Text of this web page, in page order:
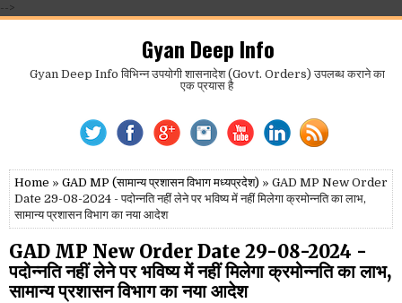
-->
Gyan Deep Info
Gyan Deep Info विभिन्न उपयोगी शासनादेश (Govt. Orders) उपलब्ध कराने का
एक प्रयास है
Home » GAD MP (सामान्य प्रशासन विभाग मध्यप्रदेश) » GAD MP New Order
Date 29-08-2024 - पदोन्नति नहीं लेने पर भविष्य में नहीं मिलेगा क्रमोन्नति का लाभ,
सामान्य प्रशासन विभाग का नया आदेश
GAD MP New Order Date 29-08-2024 -
पदोन्नति नहीं लेने पर भविष्य में नहीं मिलेगा क्रमोन्नति का लाभ,
सामान्य प्रशासन विभाग का नया आदेश